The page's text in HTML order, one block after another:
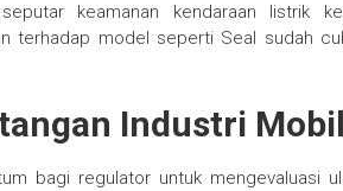
keamanan kendaraan listrik
terhadap model seperti Seal sudah
Industri
bagi regulator untuk mengevaluasi